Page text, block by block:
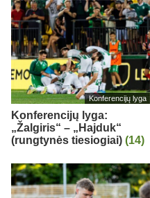
Konferencijų lyga
Konferencijų lyga:
„Žalgiris“ – „Hajduk“
(rungtynės tiesiogiai) (14)